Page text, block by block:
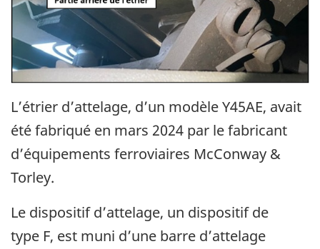
L’étrier d’attelage, d’un modèle Y45AE, avait
été fabriqué en mars 2024 par le fabricant
d’équipements ferroviaires McConway &
Torley.
Le dispositif d’attelage, un dispositif de
type F, est muni d’une barre d’attelage